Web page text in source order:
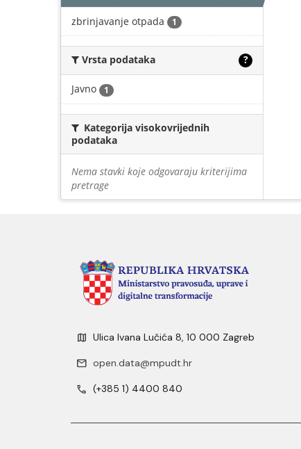
zbrinjavanje otpada 1
Vrsta podataka ?
Javno 1
Kategorija visokovrijednih
podataka
Nema stavki koje odgovaraju kriterijima
pretrage